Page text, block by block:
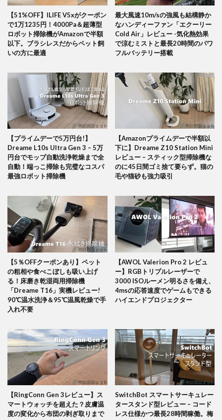
【51%OFF】ILIFE V5xがクーポン
で1万1235円！4000Pa＆超薄型
ロボット掃除機がAmazonで半額
以下。ブラシレスだからペット飼
いの方に最適
最大風速10m/sの強風も結構静か
なハンディーファン「エクーリー
Cold Air」レビュー -気化熱効果
で涼むミストと最長20時間のパワ
フルバッテリー搭載
【プライムデーで5万円台!】
Dreame L10s Ultra Gen 3 – 5万
円台でモップ自動洗浄乾燥まで全
自動！端っこ掃除も完璧なコスパ
最強ロボット掃除機
【Amazonプライムデーで半額以
下に】Dreame Z10 Station Mini
レビュー – スティック型掃除機な
のに45日間ゴミ捨て要らず。猫の
毛や猫砂も強力吸引
【5％OFFクーポンあり】ペット
の粗相や食べこぼしも吸い上げ
る！床磨き乾湿両用掃除機
「Dreame T16」実機レビュー!
90℃温水洗浄＆95℃温風乾燥で手
入れ不要
【AWOL Valerion Pro 2 レビュ
ー】RGBトリプルレーザーで
3000 ISOルーメン明るさを備え、
4msの応答速度でゲームもできる
ハイエンドプロジェクター
【RingConn Gen 3レビュー】ス
マートウォッチを超えた？皮膚温
度の変化から布団の剥ぎ取りまで
SwitchBot スマートサーキュレー
タースタンド型レビュー – コード
レス仕様かつ最長28時間稼働。梅